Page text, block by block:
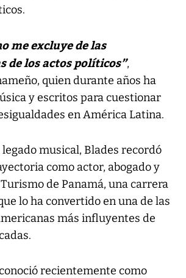
me excluye de las
de los actos políticos”,
quien durante años ha
y escritos para cuestionar
en América Latina.
musical, Blades recordó
como actor, abogado y
de Panamá, una carrera
lo ha convertido en una de las
más influyentes de
recientemente como